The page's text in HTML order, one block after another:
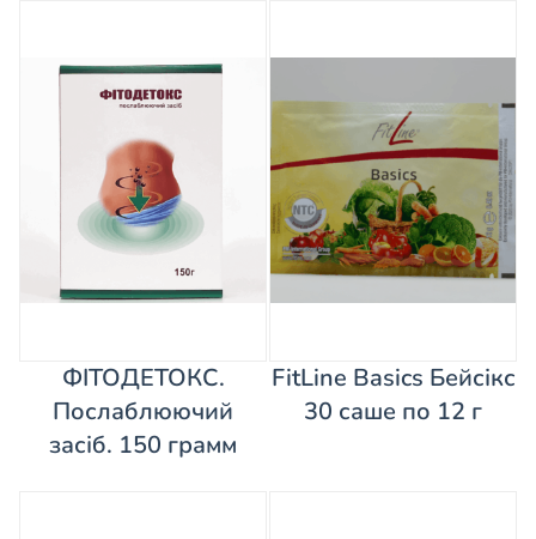
ФІТОДЕТОКС.
Послаблюючий
засіб. 150 грамм
FitLine Basics Бейсікс
30 саше по 12 г